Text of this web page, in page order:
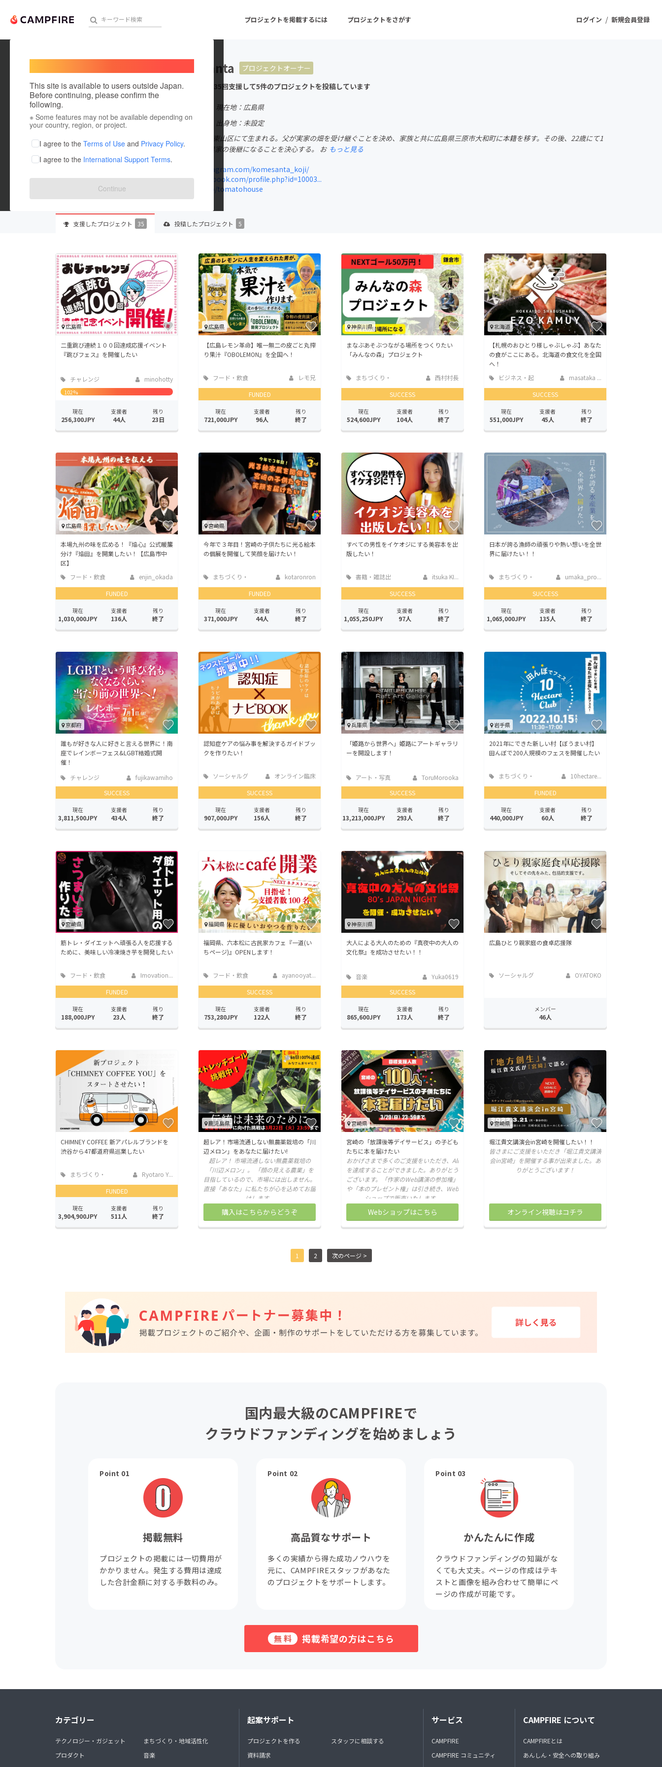
ログイン / 新規会員登録
プロジェクトを掲載するには プロジェクトをさがす
人気のプロジェクト 注目のリターン 注目の新着プロジェクト 募集終了が近いプロジェクト
アート・写真 音楽
テクノロジー・ガジェット
ゲーム・サービス開発 フード・飲食店
ファッション
映像・映画
ビジネス・起業
チャレンジ
まちづくり・地域活性化
CAMPFIREふるさと納税
machi-ya コミュニティ
This site is available to users outside Japan.
Before continuing, please confirm the
following.
※ Some features may not be available depending on
your country, region, or project.
I agree to the Terms of Use and Privacy Policy.
I agree to the International Support Terms.
Continue
komesanta
プロジェクトオーナー
これまでに35回支援して5件のプロジェクトを投稿しています
現在地：広島県
出身国：日本
出身地：未設定
1987年京都市東山区にて生まれる。父が実家の畑を受け継ぐことを決め、家族と共に広島県三原市大和町に本籍を移す。その後、22歳にて1
6代続くお米農家の後継になることを決心する。 お もっと見る
www.instagram.com/komesanta_koji/
www.facebook.com/profile.php?id=10003...
r.goope.jp/tomatohouse
支援したプロジェクト 35 投稿したプロジェクト 5
広島県
二重跳び連続１００回達成応援イベント
『跳びフェス』を開催したい
チャレンジ minohotty
102%
現在
256,300JPY
支援者
44人
残り
23日
広島県
【広島レモン革命】唯一無二の皮ごと丸搾
り果汁『OBOLEMON』を全国へ！
フード・飲食
店
レモ兄
FUNDED
現在
721,000JPY
支援者
96人
残り
終了
神奈川県
まなぶあそぶつながる場所をつくりたい
「みんなの森」プロジェクト
まちづくり・
地域活性化
西村村長
SUCCESS
現在
524,600JPY
支援者
104人
残り
終了
北海道
【札幌のおひとり様しゃぶしゃぶ】あなた
の食がここにある。北海道の食文化を全国
へ！
ビジネス・起
業
masataka ...
SUCCESS
現在
551,000JPY
支援者
45人
残り
終了
広島県
本場九州の味を広める！『焔心』公式暖簾
分け『焔田』を開業したい！【広島市中
区】
フード・飲食
店
enjin_okada
FUNDED
現在
1,030,000JPY
支援者
136人
残り
終了
宮崎県
今年で３年目！宮崎の子供たちに光る絵本
の個展を開催して笑顔を届けたい！
まちづくり・
地域活性化
kotaronron
FUNDED
現在
371,000JPY
支援者
44人
残り
終了
すべての男性をイケオジにする美容本を出
版したい！
書籍・雑誌出
版
itsuka KI...
SUCCESS
現在
1,055,250JPY
支援者
97人
残り
終了
日本が誇る漁師の頑張りや熱い想いを全世
界に届けたい！！
まちづくり・
地域活性化
umaka_pro...
SUCCESS
現在
1,065,000JPY
支援者
135人
残り
終了
京都府
誰もが好きな人に好きと言える世界に！南
座でレインボーフェス&LGBT結婚式開
催！
チャレンジ
fujikawamiho
SUCCESS
現在
3,811,500JPY
支援者
434人
残り
終了
認知症ケアの悩み事を解決するガイドブッ
クを作りたい！
ソーシャルグ
ッド
オンライン臨床
SUCCESS
現在
907,000JPY
支援者
156人
残り
終了
兵庫県
「姫路から世界へ」姫路にアートギャラリ
ーを開設します！
アート・写真
ToruMorooka
SUCCESS
現在
13,213,000JPY
支援者
293人
残り
終了
岩手県
2021年にできた新しい村【ぼうまい村】
田んぼで200人規模のフェスを開催したい
まちづくり・
地域活性化
10hectare...
FUNDED
現在
440,000JPY
支援者
60人
残り
終了
宮崎県
筋トレ・ダイエットへ頑張る人を応援する
ために、美味しい冷凍焼き芋を開発したい
フード・飲食
店
Imovation...
FUNDED
現在
188,000JPY
支援者
23人
残り
終了
福岡県
福岡県、六本松に古民家カフェ『一道(い
ちページ)』OPENします！
フード・飲食
店
ayanooyat...
SUCCESS
現在
753,280JPY
支援者
122人
残り
終了
神奈川県
大人による大人のための『真夜中の大人の
文化祭』を成功させたい！！
音楽
Yuka0619
SUCCESS
現在
865,600JPY
支援者
173人
残り
終了
広島ひとり親家庭の食卓応援隊
ソーシャルグ
OYATOKO
メンバー
46人
CHIMNEY COFFEE 新アパレルブランドを
渋谷から47都道府県巡業したい
まちづくり・
地域活性化
Ryotaro Y...
FUNDED
現在
3,904,900JPY
支援者
511人
残り
終了
鹿児島県
超レア！市場流通しない無農薬栽培の「川
辺メロン」をあなたに届けたい!
超レア！ 市場流通しない無農薬栽培の
「川辺メロン」。 「顔の見える農業」を
目指しているので、市場には出しません。
直接「あなた」に私たちが心を込めてお届
けします。
購入はこちらからどうぞ
宮崎県
宮崎の「放課後等デイサービス」の子ども
たちに本を届けたい
おかげさまで多くのご支援をいただき、All
を達成することができました。ありがとう
ございます。「作家のWeb講演の参加権」
や「本のプレゼント権」は引き続き、Web
ショップで販売いたします。
Webショップはこちら
宮崎県
堀江貴文講演会in宮崎を開催したい！！
皆さまにご支援をいただき「堀江貴文講演
会in宮崎」を開催する事が出来ました。あ
りがとうございます！
オンライン視聴はコチラ
1 2 次のページ >
国内最大級のCAMPFIREで
クラウドファンディングを始めましょう
Point 01
掲載無料
プロジェクトの掲載には一切費用が
かかりません。発生する費用は達成
した合計金額に対する手数料のみ。
Point 02
高品質なサポート
多くの実績から得た成功ノウハウを
元に、CAMPFIREスタッフがあなた
のプロジェクトをサポートします。
Point 03
かんたんに作成
クラウドファンディングの知識がな
くても大丈夫。ページの作成はテキ
ストと画像を組み合わせて簡単にペ
ージの作成が可能です。
無料 掲載希望の方はこちら
カテゴリー
テクノロジー・ガジェット
プロダクト
まちづくり・地域活性化
音楽
起案サポート
プロジェクトを作る
資料請求
スタッフに相談する
サービス
CAMPFIRE
CAMPFIRE コミュニティ
CAMPFIRE について
CAMPFIREとは
あんしん・安全への取り組み